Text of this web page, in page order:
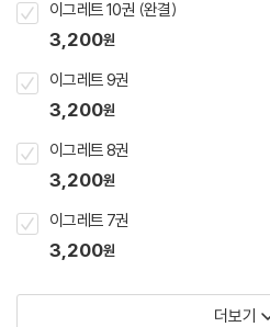
이그레트 10권 (완결)
3,200원
이그레트 9권
3,200원
이그레트 8권
3,200원
이그레트 7권
3,200원
더보기